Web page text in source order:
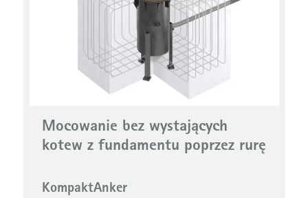
Mocowanie bez wystających
kotew z fundamentu poprzez rurę
KompaktAnker